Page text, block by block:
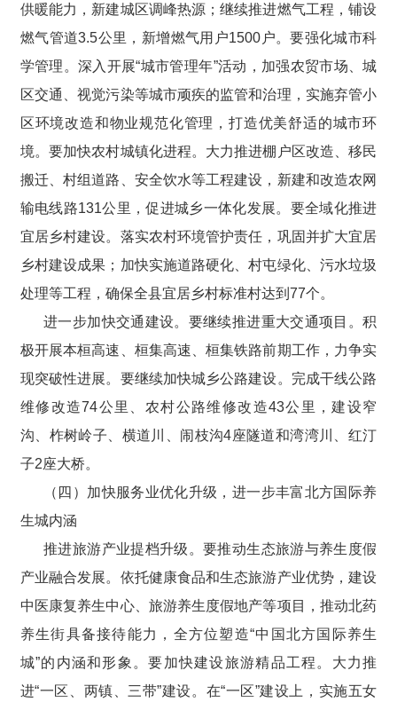
供暖能力，新建城区调峰热源；继续推进燃气工程，铺设
燃气管道3.5公里，新增燃气用户1500户。要强化城市科
学管理。深入开展“城市管理年”活动，加强农贸市场、城
区交通、视觉污染等城市顽疾的监管和治理，实施弃管小
区环境改造和物业规范化管理，打造优美舒适的城市环
境。要加快农村城镇化进程。大力推进棚户区改造、移民
搬迁、村组道路、安全饮水等工程建设，新建和改造农网
输电线路131公里，促进城乡一体化发展。要全域化推进
宜居乡村建设。落实农村环境管护责任，巩固并扩大宜居
乡村建设成果；加快实施道路硬化、村屯绿化、污水垃圾
处理等工程，确保全县宜居乡村标准村达到77个。
进一步加快交通建设。要继续推进重大交通项目。积
极开展本桓高速、桓集高速、桓集铁路前期工作，力争实
现突破性进展。要继续加快城乡公路建设。完成干线公路
维修改造74公里、农村公路维修改造43公里，建设窄
沟、柞树岭子、横道川、闹枝沟4座隧道和湾湾川、红汀
子2座大桥。
（四）加快服务业优化升级，进一步丰富北方国际养
生城内涵
推进旅游产业提档升级。要推动生态旅游与养生度假
产业融合发展。依托健康食品和生态旅游产业优势，建设
中医康复养生中心、旅游养生度假地产等项目，推动北药
养生街具备接待能力，全方位塑造“中国北方国际养生
城”的内涵和形象。要加快建设旅游精品工程。大力推
进“一区、两镇、三带”建设。在“一区”建设上，实施五女